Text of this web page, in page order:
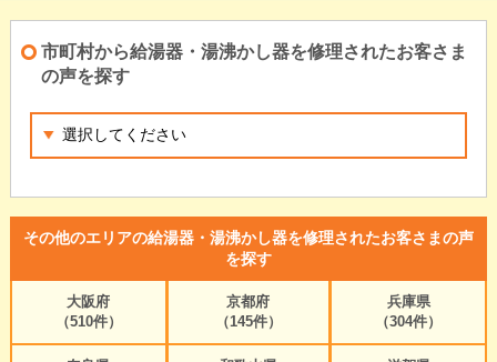
市町村から給湯器・湯沸かし器を修理されたお客さま
の声を探す
その他のエリアの給湯器・湯沸かし器を修理されたお客さまの声
を探す
大阪府
（510件）
京都府
（145件）
兵庫県
（304件）